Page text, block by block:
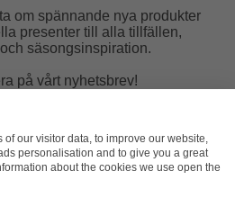
om spännande nya produkter
presenter till alla tillfällen,
säsongsinspiration.
på vårt nyhetsbrev!
our visitor data, to improve our website,
personalisation and to give you a great
about the cookies we use open the